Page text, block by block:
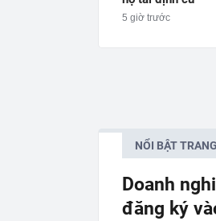
5 giờ trước
NỔI BẬT
Doanh
đăng ký